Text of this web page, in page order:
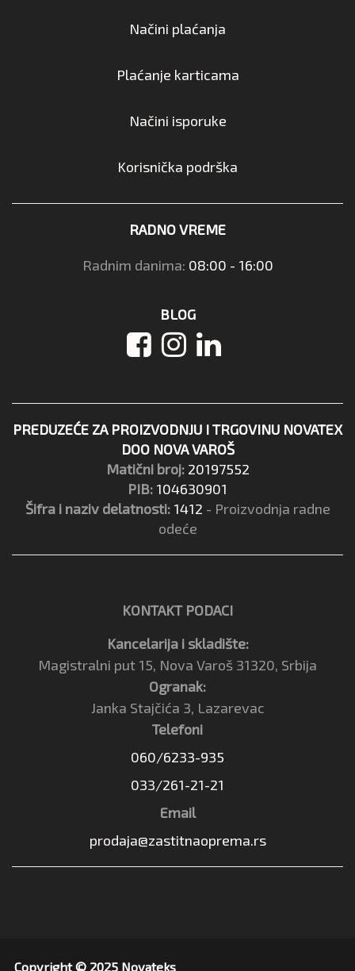
Načini plaćanja
Plaćanje karticama
Načini isporuke
Korisnička podrška
RADNO VREME
Radnim danima: 08:00 - 16:00
BLOG
PREDUZEĆE ZA PROIZVODNJU I TRGOVINU NOVATEX
DOO NOVA VAROŠ
Matični broj: 20197552
PIB: 104630901
Šifra i naziv delatnosti: 1412 - Proizvodnja radne
odeće
KONTAKT PODACI
Kancelarija i skladište:
Magistralni put 15, Nova Varoš 31320, Srbija
Ogranak:
Janka Stajčića 3, Lazarevac
Telefoni
060/6233-935
033/261-21-21
Email
prodaja@zastitnaoprema.rs
Copyright © 2025 Novateks